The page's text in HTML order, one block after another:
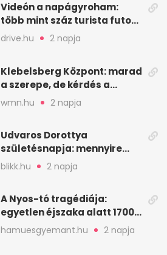
Videón a napágyroham:
több mint száz turista futott
a helyekért Tenerifén
drive.hu 2 napja
Klebelsberg Központ: marad
a szerepe, de kérdés a
hitelessége
wmn.hu 2 napja
Udvaros Dorottya
születésnapja: mennyire
ismered a filmszerepeit?
blikk.hu 2 napja
A Nyos-tó tragédiája:
egyetlen éjszaka alatt 1700
ember halt meg
hamuesgyemant.hu 2 napja